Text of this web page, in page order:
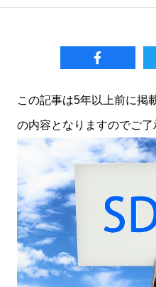
この記事は5年以上前に掲
の内容となりますのでご了